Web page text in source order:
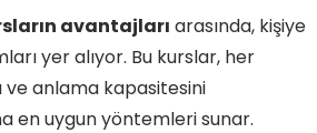
avantajları arasında, kişiye
yer alıyor. Bu kurslar, her
ve anlama kapasitesini
en uygun yöntemleri sunar.